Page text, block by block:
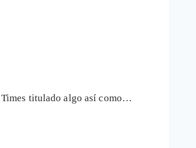
titulado algo así como…